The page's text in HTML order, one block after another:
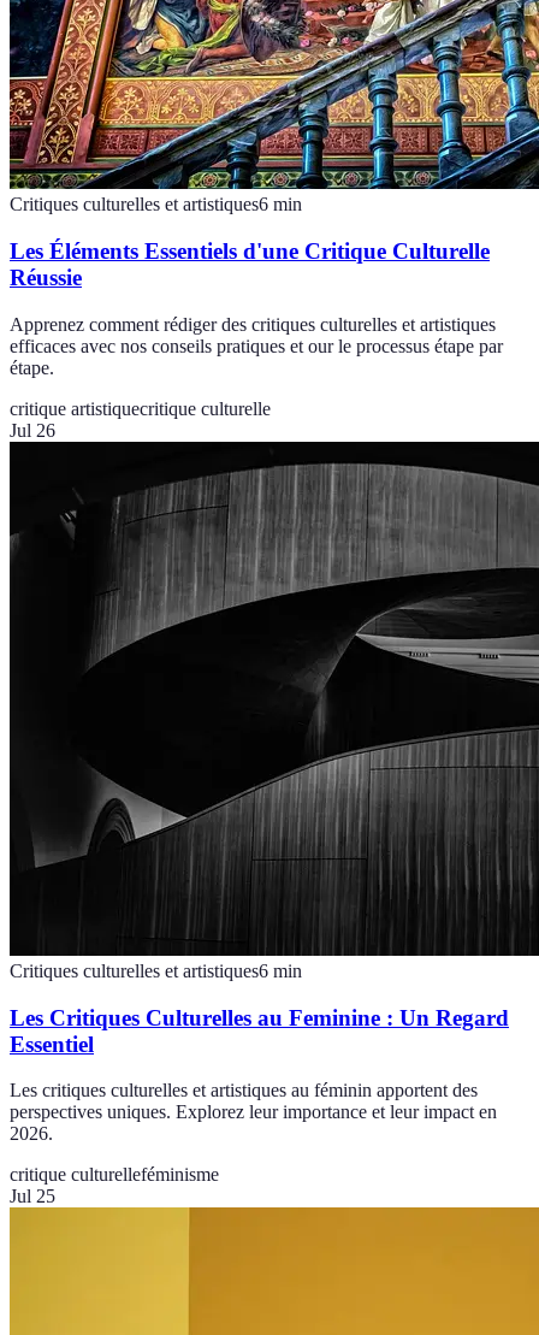
Critiques culturelles et artistiques6 min
Les Éléments Essentiels d'une Critique Culturelle
Réussie
Apprenez comment rédiger des critiques culturelles et artistiques
efficaces avec nos conseils pratiques et our le processus étape par
étape.
critique artistiquecritique culturelle
Jul 26
Critiques culturelles et artistiques6 min
Les Critiques Culturelles au Feminine : Un Regard
Essentiel
Les critiques culturelles et artistiques au féminin apportent des
perspectives uniques. Explorez leur importance et leur impact en
2026.
critique culturelleféminisme
Jul 25